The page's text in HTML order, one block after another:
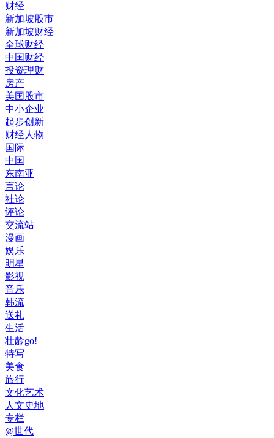
财经
新加坡股市
新加坡财经
全球财经
中国财经
投资理财
房产
美国股市
中小企业
起步创新
财经人物
国际
中国
东南亚
言论
社论
评论
交流站
漫画
娱乐
明星
影视
音乐
韩流
送礼
生活
壮龄go!
特写
美食
旅行
文化艺术
人文史地
专栏
@世代